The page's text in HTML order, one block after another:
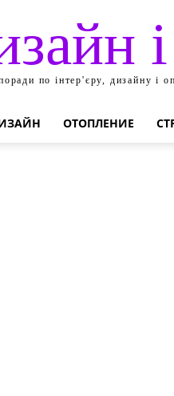
по інтер'єру, дизайну і
ОТОПЛЕНИЕ